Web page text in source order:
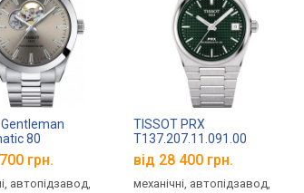
80
грн.
автопідзавод,
TISSOT PRX
T137.207.11.091.00
від 28 400 грн.
механічні, автопідзавод,